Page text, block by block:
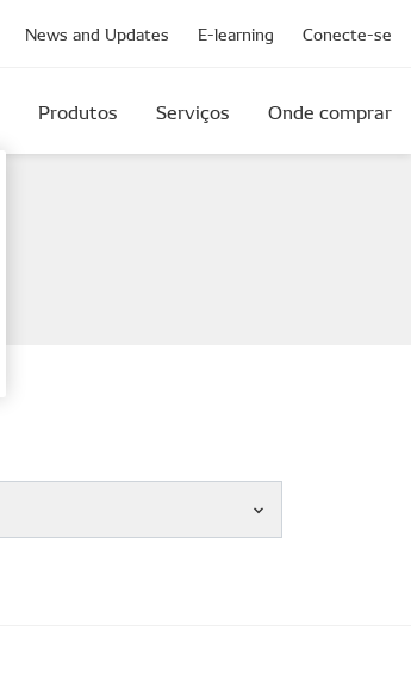
News and Updates E-learning Conecte-se
Produtos Serviços Onde comprar